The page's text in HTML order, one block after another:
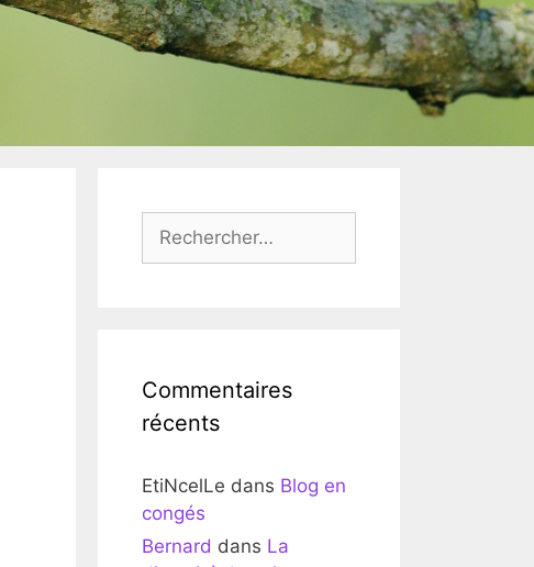
Commentaires
récents
EtiNcelLe dans Blog en
congés
Bernard dans La